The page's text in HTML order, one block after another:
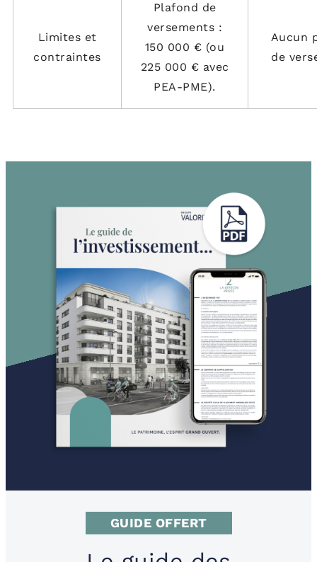
Limites et
contraintes
Plafond de
versements :
150 000 € (ou
225 000 € avec
PEA-PME).
Aucun
de
GUIDE OFFERT